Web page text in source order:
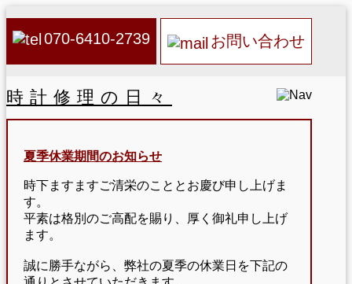
070-6410-2739 お問い合わせ
時計修理の日々
夏季休業期間のお知らせ
時下ますますご清栄のこととお慶び申し上げま
す。
平素は格別のご高配を賜り、厚く御礼申し上げ
ます。
誠に勝手ながら、弊社の夏季の休業日を下記の